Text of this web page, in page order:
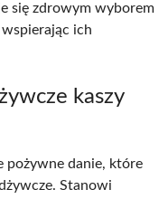
się zdrowym wyborem
wspierając ich
kaszy
pożywne danie, które
Stanowi